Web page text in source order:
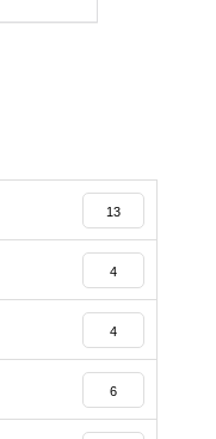
13
4
4
6